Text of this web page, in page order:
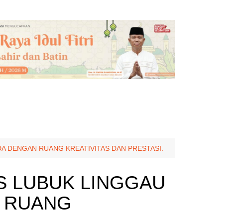
DENGAN RUANG KREATIVITAS DAN PRESTASI.
LUBUK LINGGAU